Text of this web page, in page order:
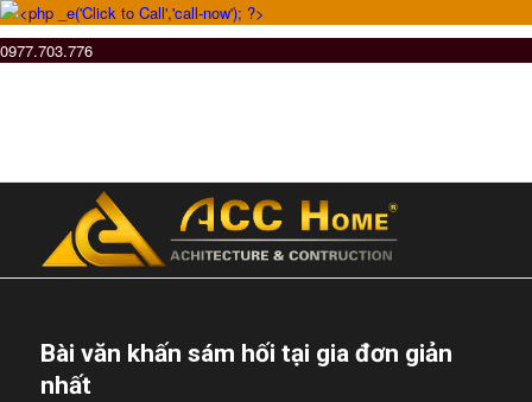
0977.703.776
Bài văn khấn sám hối tại gia đơn giản
nhất